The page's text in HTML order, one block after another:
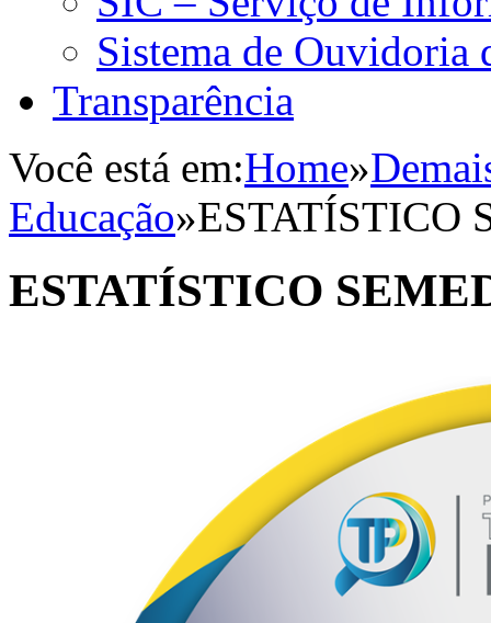
Sistema de Ouvidoria
Transparência
Você está em:Home»
Educação»ESTATÍSTICO
ESTATÍSTICO